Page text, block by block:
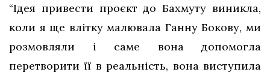
“Ідея привести проєкт до Бахмуту виникла,
коли я ще влітку малювала Ганну Бокову, ми
розмовляли і саме вона допомогла
перетворити її в реальність, вона виступила